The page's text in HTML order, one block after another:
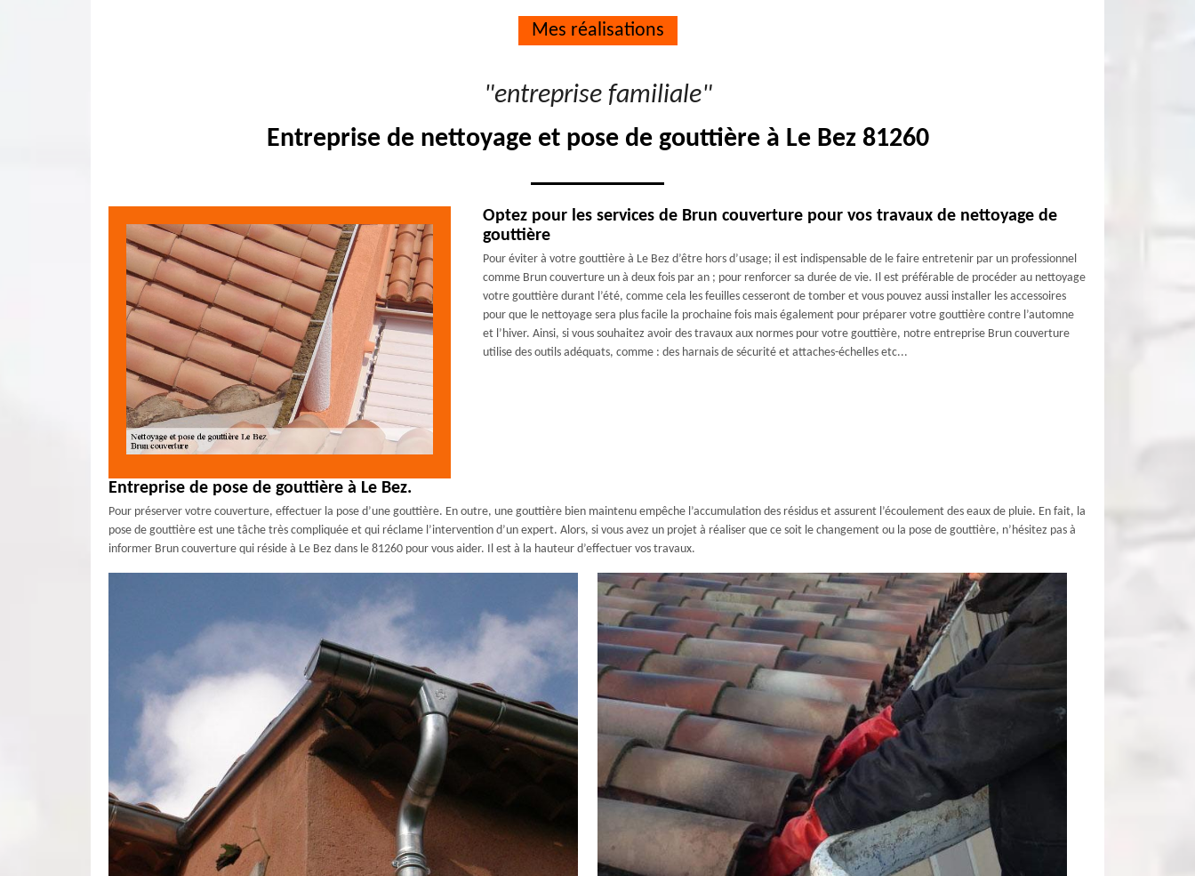
Mes réalisations
"entreprise familiale"
Entreprise de nettoyage et pose de gouttière à Le Bez 81260
Optez pour les services de Brun couverture pour vos travaux de nettoyage de
gouttière
Pour éviter à votre gouttière à Le Bez d’être hors d’usage; il est indispensable de le faire entretenir par un professionnel
comme Brun couverture un à deux fois par an ; pour renforcer sa durée de vie. Il est préférable de procéder au nettoyage
votre gouttière durant l’été, comme cela les feuilles cesseront de tomber et vous pouvez aussi installer les accessoires
pour que le nettoyage sera plus facile la prochaine fois mais également pour préparer votre gouttière contre l’automne
et l’hiver. Ainsi, si vous souhaitez avoir des travaux aux normes pour votre gouttière, notre entreprise Brun couverture
utilise des outils adéquats, comme : des harnais de sécurité et attaches-échelles etc...
Entreprise de pose de gouttière à Le Bez.
Pour préserver votre couverture, effectuer la pose d’une gouttière. En outre, une gouttière bien maintenu empêche l’accumulation des résidus et assurent l’écoulement des eaux de pluie. En fait, la
pose de gouttière est une tâche très compliquée et qui réclame l’intervention d’un expert. Alors, si vous avez un projet à réaliser que ce soit le changement ou la pose de gouttière, n’hésitez pas à
informer Brun couverture qui réside à Le Bez dans le 81260 pour vous aider. Il est à la hauteur d’effectuer vos travaux.